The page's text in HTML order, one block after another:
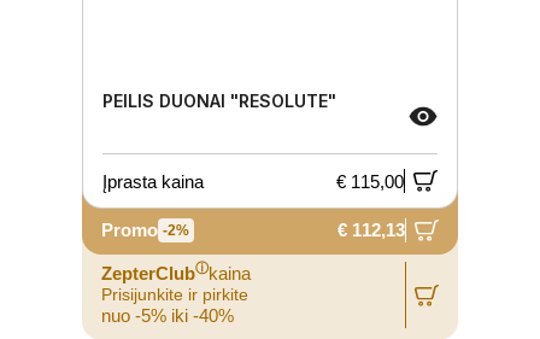
PEILIS DUONAI "RESOLUTE"
Įprasta kaina € 115,00
Promo -2% € 112,13
ZepterClubⓘkaina
Prisijunkite ir pirkite
nuo -5% iki -40%